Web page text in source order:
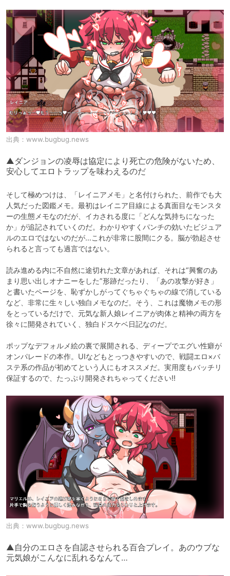
出典： www.bugbug.news
▲ダンジョンの凌辱は協定により死亡の危険がないため、
安心してエロトラップを味わえるのだ
そして極めつけは、「レイニアメモ」と名付けられた、前作でも大
人気だった図鑑メモ。最初はレイニア目線による真面目なモンスタ
ーの生態メモなのだが、イカされる度に「どんな気持ちになった
か」が追記されていくのだ。わかりやすくパンチの効いたビジュア
ルのエロではないのだが…これが非常に股間にクる。脳が勃起させ
られると言っても過言ではない。
読み進める内に不自然に途切れた文章があれば、それは“興奮のあ
まり思い出しオナニーをした”形跡だったり、「あの攻撃が好き」
と書いたページを、恥ずかしがってぐちゃぐちゃの線で消している
など、非常に生々しい独白メモなのだ。そう、これは魔物メモの形
をとっているだけで、元気な新人娘レイニアが肉体と精神の両方を
徐々に開発されていく、独白ドスケベ日記なのだ。
ポップなデフォルメ絵の裏で展開される、ディープでエグい性癖が
オンパレードの本作。UIなどもとっつきやすいので、戦闘エロ×バ
ステ系の作品が初めてという人にもオススメだ。実用度もバッチリ
保証するので、たっぷり開発されちゃってください!!
出典： www.bugbug.news
▲自分のエロさを自認させられる百合プレイ。あのウブな
元気娘がこんなに乱れるなんて…